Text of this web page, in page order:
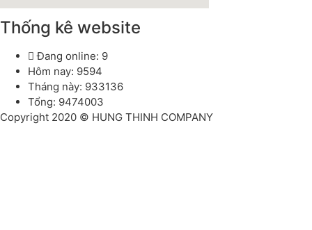
Thống kê website
Đang online: 9
Hôm nay: 9594
Tháng này: 933136
Tổng: 9474003
Copyright 2020 © HUNG THINH COMPANY